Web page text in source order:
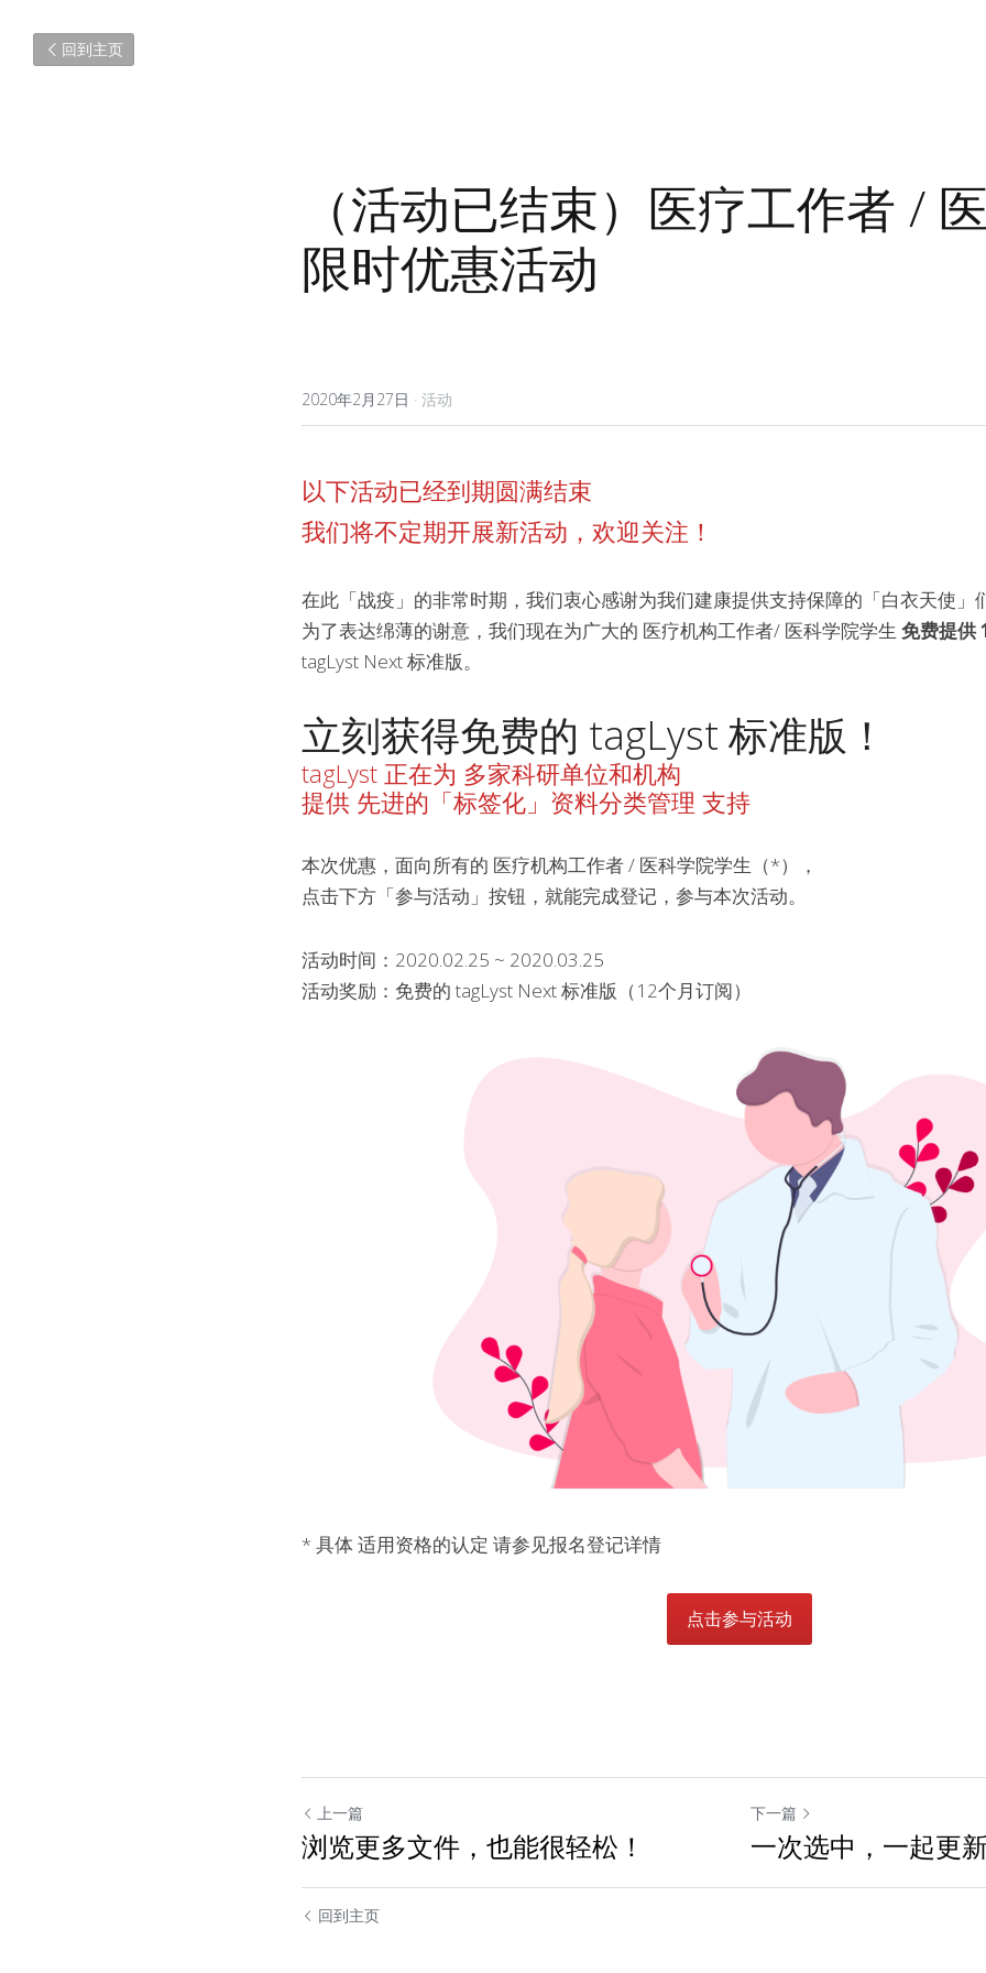
回到主页
（活动已结束）医疗工作者 /
限时优惠活动
2020年2月27日 · 活动
以下活动已经到期圆满结束
我们将不定期开展新活动，欢迎关注！
在此「战疫」的非常时期，我们衷心感谢为我们建康提供支持保障的「白衣天使」
为了表达绵薄的谢意，我们现在为广大的 医疗机构工作者/ 医科学院学生 免费提供
tagLyst Next 标准版。
立刻获得免费的 tagLyst 标准版！
tagLyst 正在为 多家科研单位和机构
提供 先进的「标签化」资料分类管理 支持
本次优惠，面向所有的 医疗机构工作者 / 医科学院学生（*），
点击下方「参与活动」按钮，就能完成登记，参与本次活动。
活动时间：2020.02.25 ~ 2020.03.25
活动奖励：免费的 tagLyst Next 标准版（12个月订阅）
* 具体 适用资格的认定 请参见报名登记详情
点击参与活动
上一篇
浏览更多文件，也能很轻松！
下一篇
一次选中，一起更
回到主页